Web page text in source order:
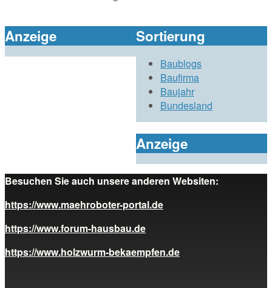
Anzeige Sortierung
Baublogs
Baufirma
Baujahr
Bundesland
Anzeige
Besuchen Sie auch unsere anderen Websiten:
https://www.maehroboter-portal.de
https://www.forum-hausbau.de
https://www.holzwurm-bekaempfen.de